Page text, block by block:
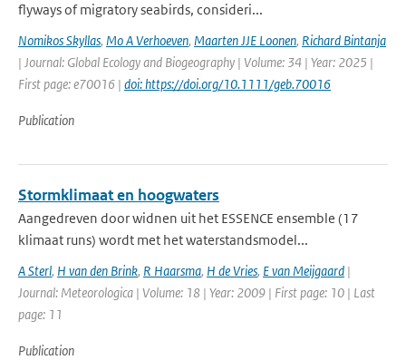
flyways of migratory seabirds, consideri...
Nomikos Skyllas, Mo A Verhoeven, Maarten JJE Loonen, Richard Bintanja
| Journal: Global Ecology and Biogeography | Volume: 34 | Year: 2025 |
First page: e70016 | doi: https://doi.org/10.1111/geb.70016
Publication
Stormklimaat en hoogwaters
Aangedreven door widnen uit het ESSENCE ensemble (17
klimaat runs) wordt met het waterstandsmodel...
A Sterl, H van den Brink, R Haarsma, H de Vries, E van Meijgaard |
Journal: Meteorologica | Volume: 18 | Year: 2009 | First page: 10 | Last
page: 11
Publication